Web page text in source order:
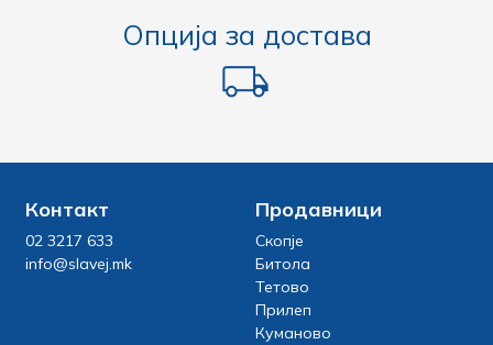
Опција за достава
Контакт
02 3217 633
info@slavej.mk
Продавници
Скопје
Битола
Тетово
Прилеп
Куманово